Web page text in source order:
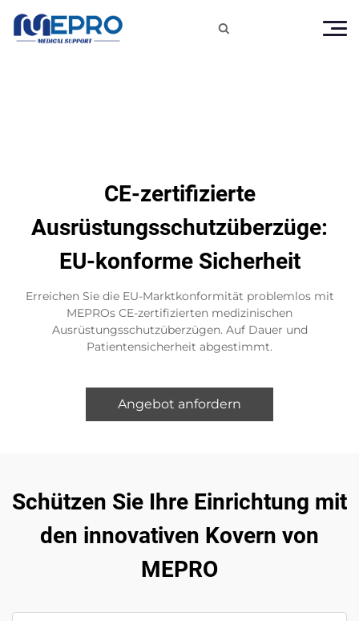

CE-zertifizierte
Ausrüstungsschutzüberzüge:
EU-konforme Sicherheit
Erreichen Sie die EU-Marktkonformität problemlos mit
MEPROs CE-zertifizierten medizinischen
Ausrüstungsschutzüberzügen. Auf Dauer und
Patientensicherheit abgestimmt.
Angebot anfordern
Schützen Sie Ihre Einrichtung mit
den innovativen Kovern von
MEPRO